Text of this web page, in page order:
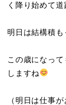
く降り始めて
明日は結構積も
この歳になっ
しますね
（明日は仕事